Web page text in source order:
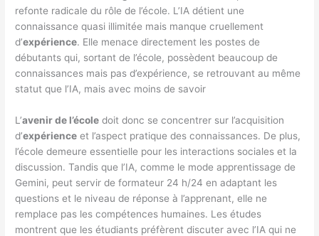
refonte radicale du rôle de l’école. L’IA détient une
connaissance quasi illimitée mais manque cruellement
d’expérience. Elle menace directement les postes de
débutants qui, sortant de l’école, possèdent beaucoup de
connaissances mais pas d’expérience, se retrouvant au même
statut que l’IA, mais avec moins de savoir
L’avenir de l’école doit donc se concentrer sur l’acquisition
d’expérience et l’aspect pratique des connaissances. De plus,
l’école demeure essentielle pour les interactions sociales et la
discussion. Tandis que l’IA, comme le mode apprentissage de
Gemini, peut servir de formateur 24 h/24 en adaptant les
questions et le niveau de réponse à l’apprenant, elle ne
remplace pas les compétences humaines. Les études
montrent que les étudiants préfèrent discuter avec l’IA qui ne